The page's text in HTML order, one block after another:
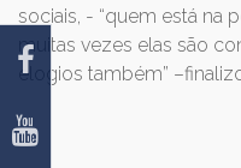
sociais, - “quem está na
muitas vezes elas são
elogios também”